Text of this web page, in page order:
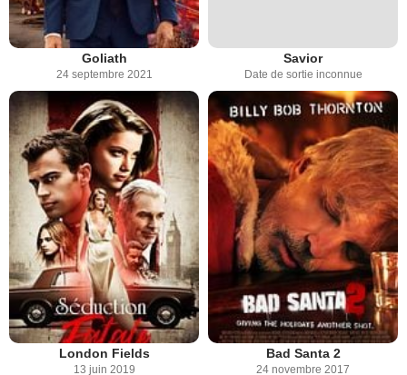
Goliath
24 septembre 2021
Savior
Date de sortie inconnue
London Fields
13 juin 2019
Bad Santa 2
24 novembre 2017